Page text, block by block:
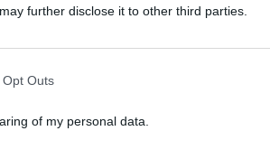
further disclose it to other third parties.
Outs
of my personal data.